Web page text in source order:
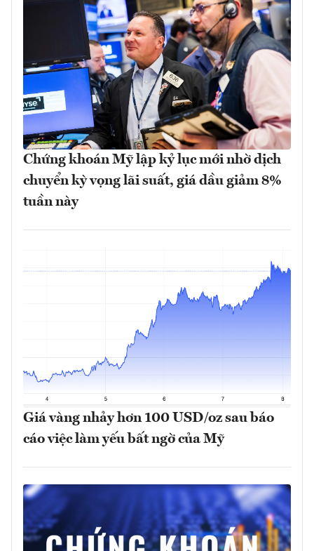
Chứng khoán Mỹ lập kỷ lục mới nhờ dịch
chuyển kỳ vọng lãi suất, giá dầu giảm 8%
tuần này
Giá vàng nhảy hơn 100 USD/oz sau báo
cáo việc làm yếu bất ngờ của Mỹ